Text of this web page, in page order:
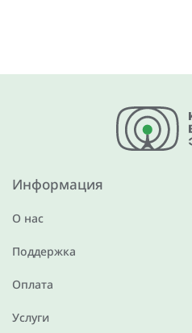
Информация
О нас
Поддержка
Оплата
Услуги